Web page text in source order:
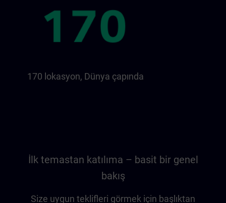
170 lokasyon, Dünya çapında
İlk temastan katılıma – basit bir genel
bakış
Size uygun teklifleri görmek için başlıktan